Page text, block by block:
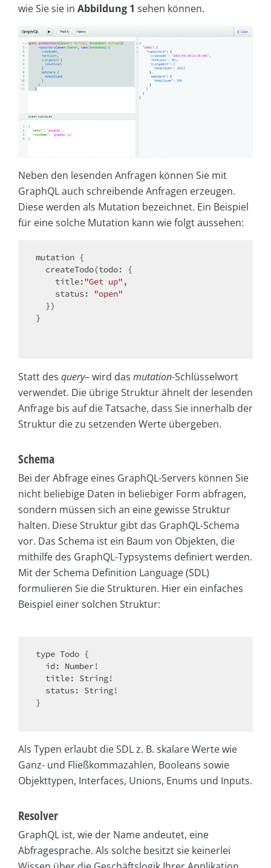
wie Sie sie in Abbildung 1 sehen können.
Neben den lesenden Anfragen können Sie mit
GraphQL auch schreibende Anfragen erzeugen.
Diese werden als Mutation bezeichnet. Ein Beispiel
für eine solche Mutation kann wie folgt aussehen:
mutation {
    title:
"Get up" ,
    status:
"open"
}
Statt des query– wird das mutation-Schlüsselwort
verwendet. Die übrige Struktur ähnelt der lesenden
Anfrage bis auf die Tatsache, dass Sie innerhalb der
Struktur die zu setzenden Werte übergeben.
Schema
Bei der Abfrage eines GraphQL-Servers können Sie
nicht beliebige Daten in beliebiger Form abfragen,
sondern müssen sich an eine gewisse Struktur
halten. Diese Struktur gibt das GraphQL-Schema
vor. Das Schema ist ein Baum von Objekten, die
mithilfe des GraphQL-Typsystems definiert werden.
Mit der Schema Definition Language (SDL)
formulieren Sie die Strukturen. Hier ein einfaches
Beispiel einer solchen Struktur:
type Todo {
  title:
String!
  status:
String!
}
Als Typen erlaubt die SDL z. B. skalare Werte wie
Ganz- und Fließkommazahlen, Booleans sowie
Objekttypen, Interfaces, Unions, Enums und Inputs.
Resolver
GraphQL ist, wie der Name andeutet, eine
Abfragesprache. Als solche besitzt sie keinerlei